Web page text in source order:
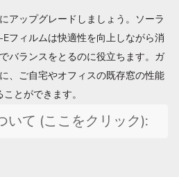
アップグレードしましょう。ソーラ
フィルムは快適性を向上しながら消
バランスをとるのに役立ちます。ガ
、ご自宅やオフィスの既存窓の性能
とができます。
いて (ここをクリック):